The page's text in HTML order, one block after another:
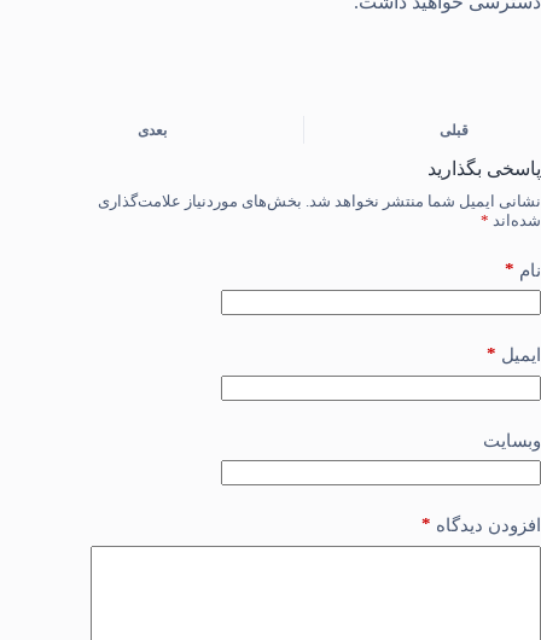
قبلی بعدی
پاسخی بگذارید
نشانی ایمیل شما منتشر نخواهد شد. بخش‌های موردنیاز علامت‌گذاری
شده‌اند *
نام *
ایمیل *
وبسایت
افزودن دیدگاه *